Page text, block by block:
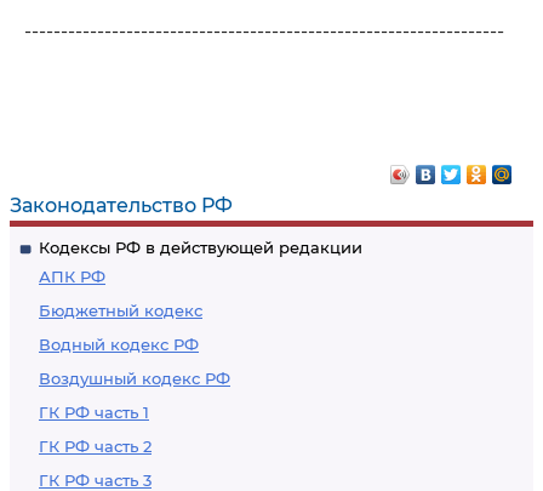
Законодательство РФ
Кодексы РФ в действующей редакции
АПК РФ
Бюджетный кодекс
Водный кодекс РФ
Воздушный кодекс РФ
ГК РФ часть 1
ГК РФ часть 2
ГК РФ часть 3
------------------------------------------------------------------